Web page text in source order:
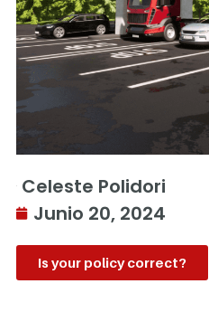
Celeste Polidori
Junio 20, 2024
Is your policy correct?